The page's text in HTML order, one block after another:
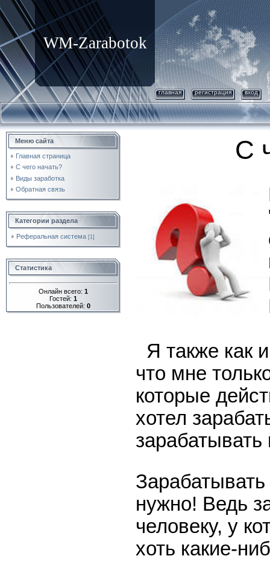
WM-Zarabotok
главная регистрация вход
Меню сайта
Главная страница
С чего начать?
Виды заработка
Обратная связь
Категории раздела
Реферальная система [1]
Статистика
Онлайн всего: 1
Гостей: 1
Пользователей: 0
С
Я также как
что мне
которые
хотел
нужно! Ведь
человеку, у
хоть какие-